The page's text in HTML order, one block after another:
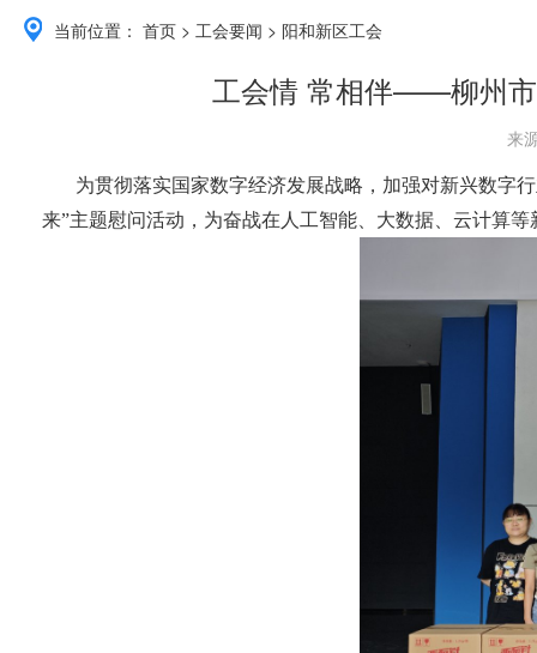
当前位置： 首页 > 工会要闻 > 阳和新区工会
工会情 常相伴——柳州市
来
为贯彻落实国家数字经济发展战略，加强对新兴数字
来”主题慰问活动，为奋战在人工智能、大数据、云计算